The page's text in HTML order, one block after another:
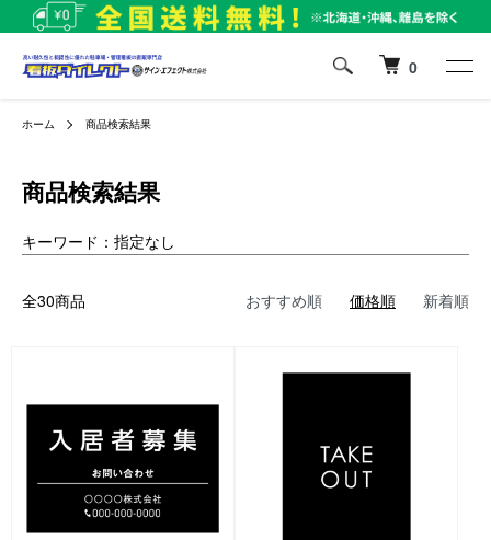
0
ホーム 商品検索結果
商品検索結果
キーワード：指定なし
全30商品 おすすめ順 価格順 新着順